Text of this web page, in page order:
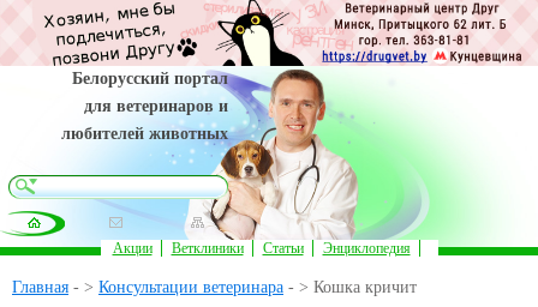
Белорусский портал
для ветеринаров и
любителей животных
Главная - > Консультации ветеринара - > Кошка кричит
Акции Ветклиники Статьи Энциклопедия